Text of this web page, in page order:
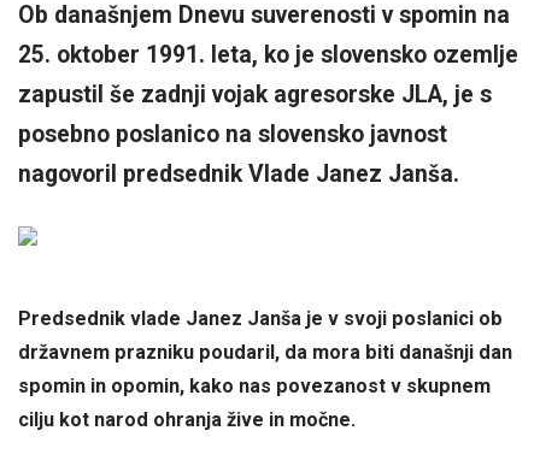
Ob današnjem Dnevu suverenosti v spomin na
25. oktober 1991. leta, ko je slovensko ozemlje
zapustil še zadnji vojak agresorske JLA, je s
posebno poslanico na slovensko javnost
nagovoril predsednik Vlade Janez Janša.
Predsednik vlade Janez Janša je v svoji poslanici ob
državnem prazniku poudaril, da mora biti današnji dan
spomin in opomin, kako nas povezanost v skupnem
cilju kot narod ohranja žive in močne.